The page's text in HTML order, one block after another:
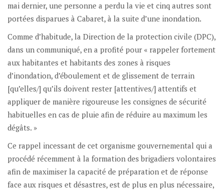
mai dernier, une personne a perdu la vie et cinq autres sont
portées disparues à Cabaret, à la suite d’une inondation.
Comme d’habitude, la Direction de la protection civile (DPC),
dans un communiqué, en a profité pour « rappeler fortement
aux habitantes et habitants des zones à risques
d’inondation, d’éboulement et de glissement de terrain
[qu’elles/] qu’ils doivent rester [attentives/] attentifs et
appliquer de manière rigoureuse les consignes de sécurité
habituelles en cas de pluie afin de réduire au maximum les
dégâts. »
Ce rappel incessant de cet organisme gouvernemental qui a
procédé récemment à la formation des brigadiers volontaires
afin de maximiser la capacité de préparation et de réponse
face aux risques et désastres, est de plus en plus nécessaire,